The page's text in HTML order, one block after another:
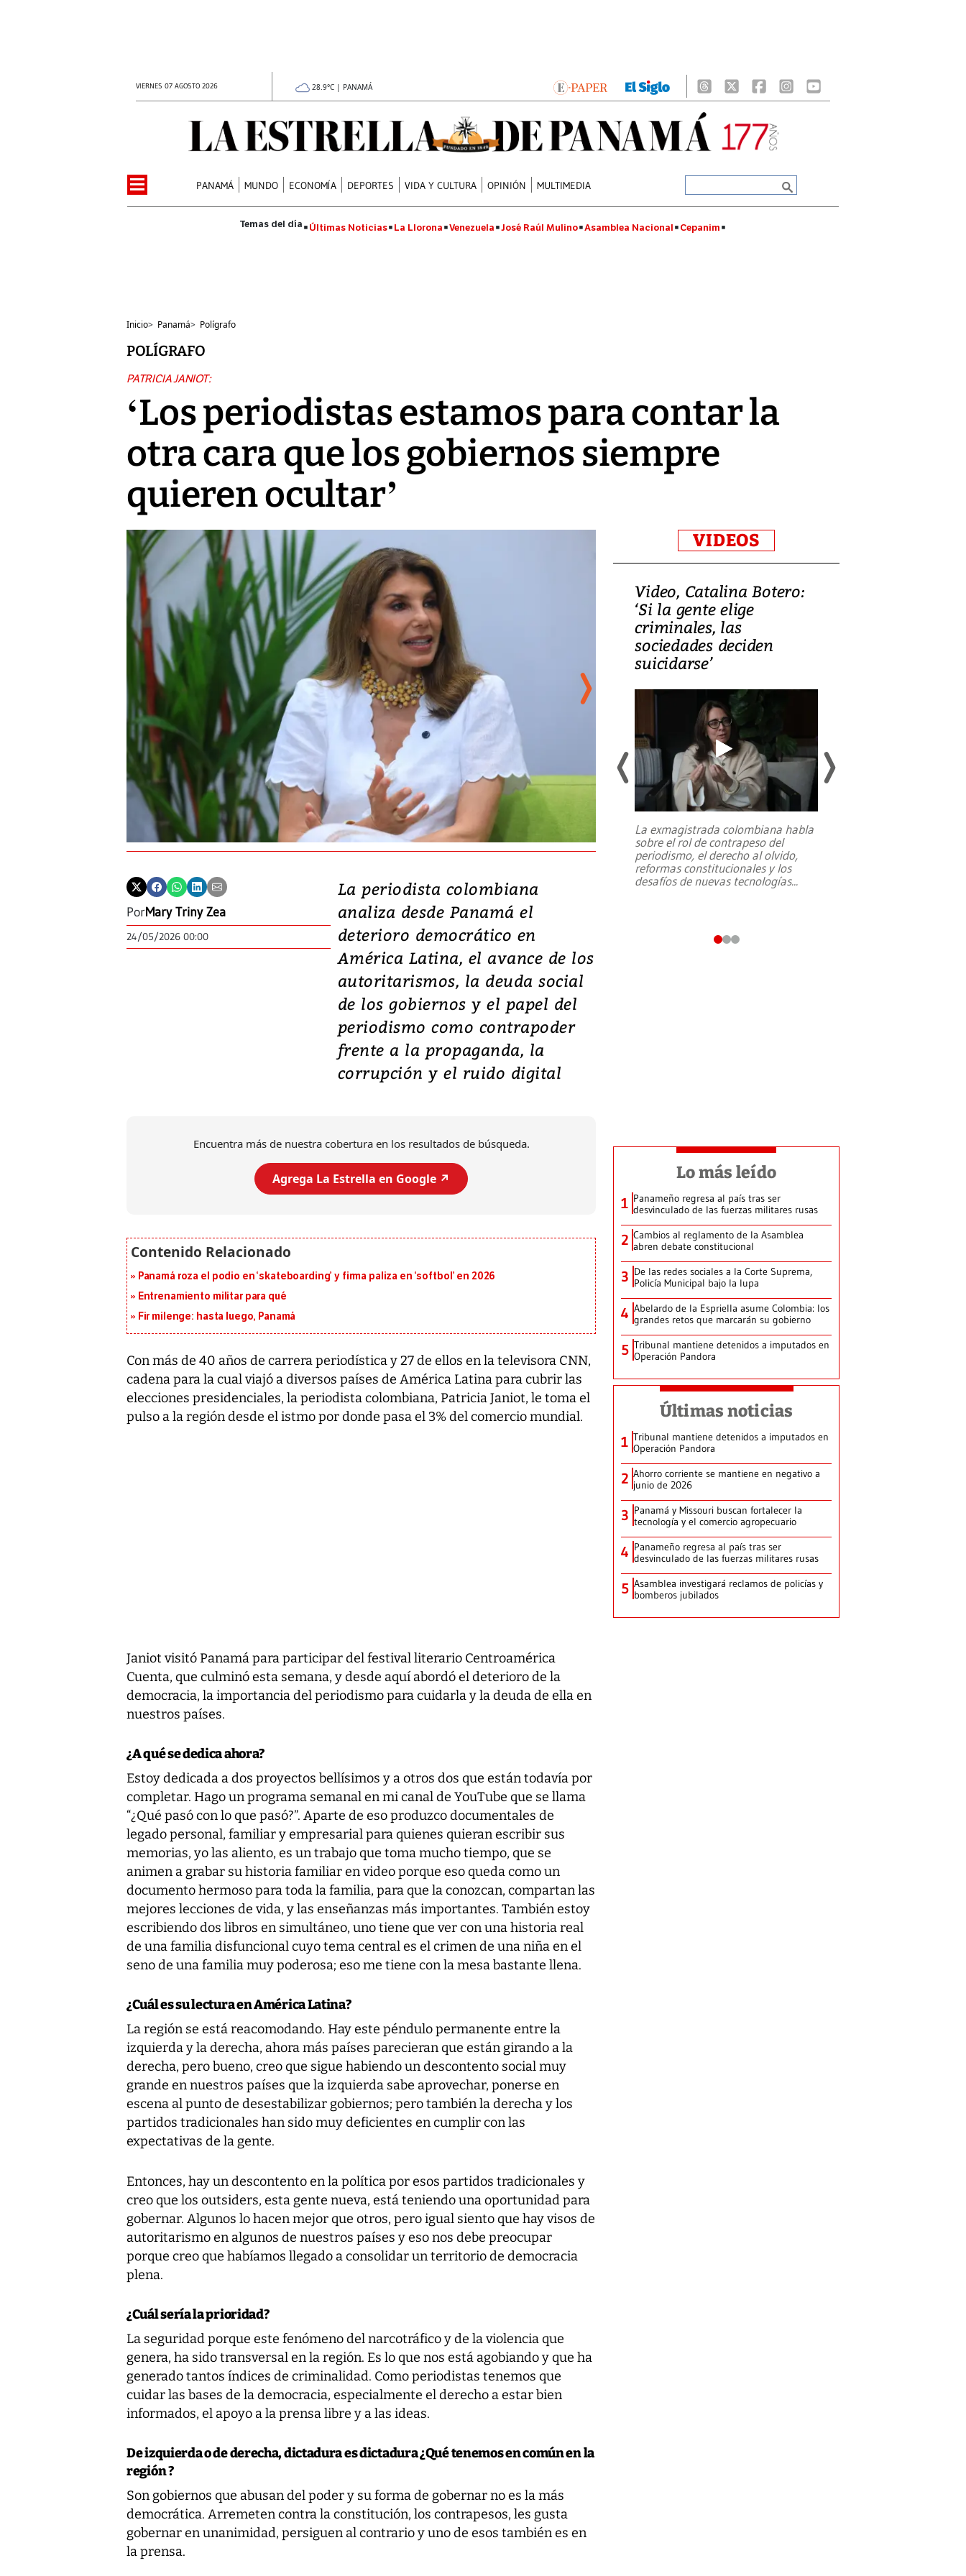
VIERNES 07 AGOSTO 2026 28.9°C | PANAMÁ
PANAMÁ MUNDO ECONOMÍA DEPORTES VIDA Y CULTURA OPINIÓN MULTIMEDIA
Últimas Noticias La Llorona Venezuela José Raúl Mulino Asamblea Nacional Cepanim
Inicio> Panamá> Polígrafo
POLÍGRAFO
PATRICIA JANIOT:
‘Los periodistas estamos para contar la
otra cara que los gobiernos siempre
quieren ocultar’
PorMary Triny Zea
24/05/2026 00:00
La periodista colombiana
analiza desde Panamá el
deterioro democrático en
América Latina, el avance de los
autoritarismos, la deuda social
de los gobiernos y el papel del
periodismo como contrapoder
frente a la propaganda, la
corrupción y el ruido digital
Encuentra más de nuestra cobertura en los resultados de búsqueda.
Agrega La Estrella en Google ↗️
Panamá roza el podio en ‘skateboarding’ y firma paliza en ‘softbol’ en 2026
Entrenamiento militar para qué
Fir milenge: hasta luego, Panamá
Con más de 40 años de carrera periodística y 27 de ellos en la televisora CNN,
cadena para la cual viajó a diversos países de América Latina para cubrir las
elecciones presidenciales, la periodista colombiana, Patricia Janiot, le toma el
pulso a la región desde el istmo por donde pasa el 3% del comercio mundial.
Janiot visitó Panamá para participar del festival literario Centroamérica
Cuenta, que culminó esta semana, y desde aquí abordó el deterioro de la
democracia, la importancia del periodismo para cuidarla y la deuda de ella en
nuestros países.
¿A qué se dedica ahora?
Estoy dedicada a dos proyectos bellísimos y a otros dos que están todavía por
completar. Hago un programa semanal en mi canal de YouTube que se llama
“¿Qué pasó con lo que pasó?”. Aparte de eso produzco documentales de
legado personal, familiar y empresarial para quienes quieran escribir sus
memorias, yo las aliento, es un trabajo que toma mucho tiempo, que se
animen a grabar su historia familiar en video porque eso queda como un
documento hermoso para toda la familia, para que la conozcan, compartan las
mejores lecciones de vida, y las enseñanzas más importantes. También estoy
escribiendo dos libros en simultáneo, uno tiene que ver con una historia real
de una familia disfuncional cuyo tema central es el crimen de una niña en el
seno de una familia muy poderosa; eso me tiene con la mesa bastante llena.
¿Cuál es su lectura en América Latina?
La región se está reacomodando. Hay este péndulo permanente entre la
izquierda y la derecha, ahora más países parecieran que están girando a la
derecha, pero bueno, creo que sigue habiendo un descontento social muy
grande en nuestros países que la izquierda sabe aprovechar, ponerse en
escena al punto de desestabilizar gobiernos; pero también la derecha y los
partidos tradicionales han sido muy deficientes en cumplir con las
expectativas de la gente.
Entonces, hay un descontento en la política por esos partidos tradicionales y
creo que los outsiders, esta gente nueva, está teniendo una oportunidad para
gobernar. Algunos lo hacen mejor que otros, pero igual siento que hay visos de
autoritarismo en algunos de nuestros países y eso nos debe preocupar
porque creo que habíamos llegado a consolidar un territorio de democracia
plena.
¿Cuál sería la prioridad?
La seguridad porque este fenómeno del narcotráfico y de la violencia que
genera, ha sido transversal en la región. Es lo que nos está agobiando y que ha
generado tantos índices de criminalidad. Como periodistas tenemos que
cuidar las bases de la democracia, especialmente el derecho a estar bien
informados, el apoyo a la prensa libre y a las ideas.
De izquierda o de derecha, dictadura es dictadura ¿Qué tenemos en común en la
región ?
Son gobiernos que abusan del poder y su forma de gobernar no es la más
democrática. Arremeten contra la constitución, los contrapesos, les gusta
gobernar en unanimidad, persiguen al contrario y uno de esos también es en
la prensa.
VIDEOS
Video, Japón: Terremoto
deja heridos y graves
daños en Kumamoto
Un fuerte terremoto de magnitud
7,1 se registró este martes 28 de
julio en la prefectura de Kumamoto,
al sur de Japón, provocando una
emergencia de gran...
Video, Catalina Botero:
‘Si la gente elige
criminales, las
sociedades deciden
suicidarse’
La exmagistrada colombiana habla
sobre el rol de contrapeso del
periodismo, el derecho al olvido,
reformas constitucionales y los
desafíos de nuevas tecnologías...
Lo más leído
1 Panameño regresa al país tras ser
desvinculado de las fuerzas militares rusas
2 Cambios al reglamento de la Asamblea
abren debate constitucional
3 De las redes sociales a la Corte Suprema,
Policía Municipal bajo la lupa
4 Abelardo de la Espriella asume Colombia: los
grandes retos que marcarán su gobierno
5 Tribunal mantiene detenidos a imputados en
Operación Pandora
Últimas noticias
1 Tribunal mantiene detenidos a imputados en
Operación Pandora
2 Ahorro corriente se mantiene en negativo a
junio de 2026
3 Panamá y Missouri buscan fortalecer la
tecnología y el comercio agropecuario
4 Panameño regresa al país tras ser
desvinculado de las fuerzas militares rusas
5 Asamblea investigará reclamos de policías y
bomberos jubilados